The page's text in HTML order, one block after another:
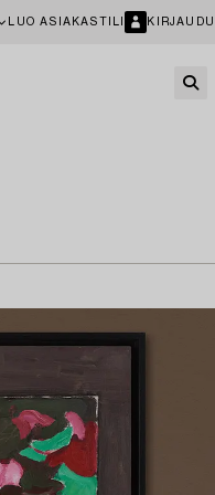
LUO ASIAKASTILI KIRJAUDU